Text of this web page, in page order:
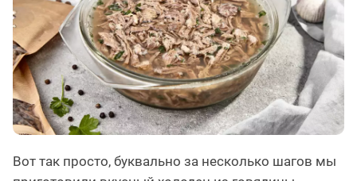
Вот так просто, буквально за несколько шагов мы